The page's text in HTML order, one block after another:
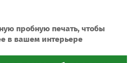
пробную печать, чтобы
в вашем интерьере